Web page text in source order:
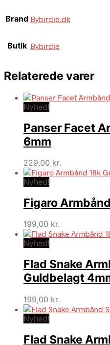
Brand Bybirdie.dk
Butik Bybirdie
Relaterede varer
Nyhed!
Panser Facet
6mm
229,00 kr.
Nyhed!
Figaro
199,00 kr.
Nyhed!
Flad Snake
Guldbelagt
199,00 kr.
Nyhed!
Flad Snake